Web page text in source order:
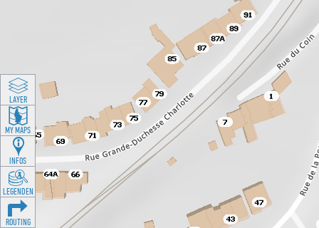
LAYER
MY MAPS
INFOS
LEGENDEN
ROUTING